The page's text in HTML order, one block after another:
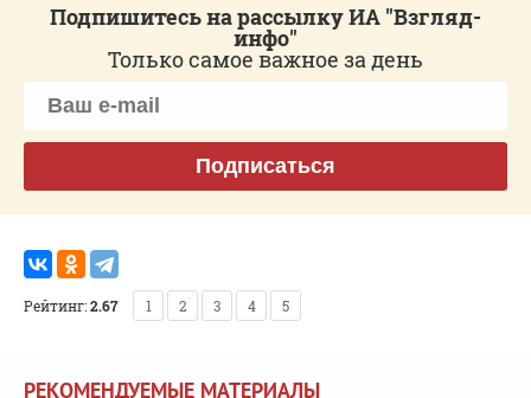
Подпишитесь на рассылку ИА "Взгляд-
инфо"
Только самое важное за день
Подписаться
Рейтинг:2.67 1 2 3 4 5
РЕКОМЕНДУЕМЫЕ МАТЕРИАЛЫ